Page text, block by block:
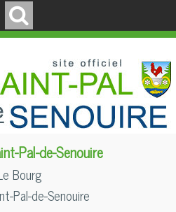
Pal-de-Senouire
Bourg
Pal-de-Senouire